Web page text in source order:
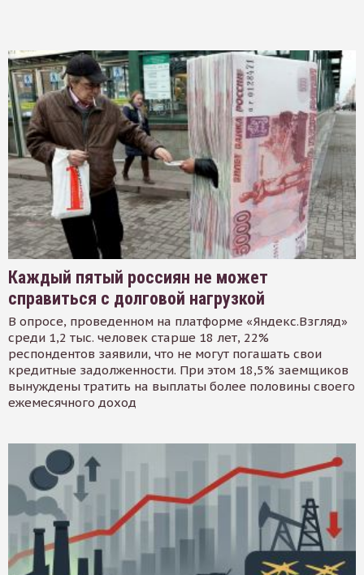
Каждый пятый россиян не может
справиться с долговой нагрузкой
В опросе, проведенном на платформе «Яндекс.Взгляд»
среди 1,2 тыс. человек старше 18 лет, 22%
респондентов заявили, что не могут погашать свои
кредитные задолженности. При этом 18,5% заемщиков
вынуждены тратить на выплаты более половины своего
ежемесячного доход